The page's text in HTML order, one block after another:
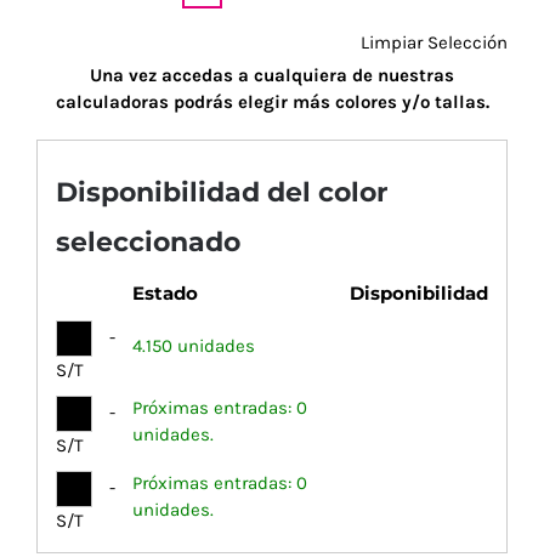
Limpiar Selección
Una vez accedas a cualquiera de nuestras
calculadoras podrás elegir más colores y/o tallas.
Disponibilidad del color
seleccionado
Estado Disponibilidad
-
S/T
4.150 unidades
-
S/T
Próximas entradas: 0
unidades.
-
S/T
Próximas entradas: 0
unidades.